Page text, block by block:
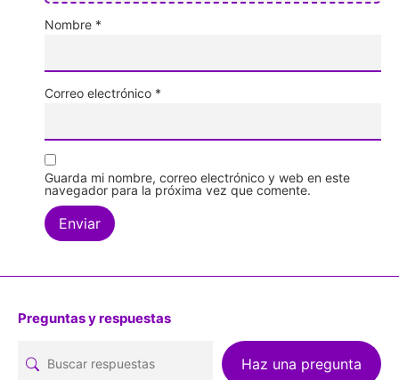
Nombre *
Correo electrónico *
Guarda mi nombre, correo electrónico y web en este
navegador para la próxima vez que comente.
Preguntas y respuestas
Haz una pregunta